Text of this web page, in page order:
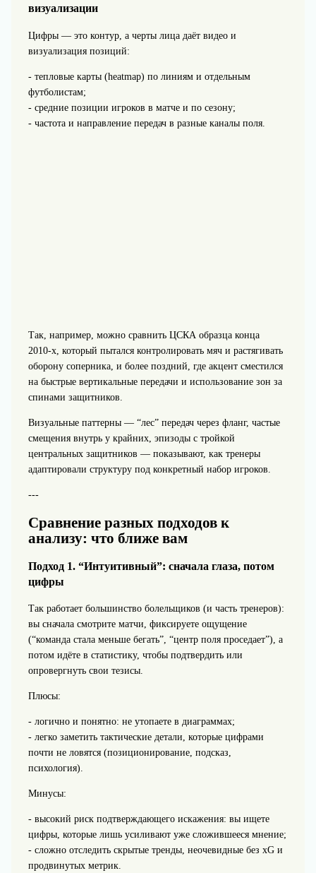
визуализации
Цифры — это контур, а черты лица даёт видео и
визуализация позиций:
- тепловые карты (heatmap) по линиям и отдельным
футболистам;
- средние позиции игроков в матче и по сезону;
- частота и направление передач в разные каналы поля.
Так, например, можно сравнить ЦСКА образца конца
2010‑х, который пытался контролировать мяч и растягивать
оборону соперника, и более поздний, где акцент сместился
на быстрые вертикальные передачи и использование зон за
спинами защитников.
Визуальные паттерны — “лес” передач через фланг, частые
смещения внутрь у крайних, эпизоды с тройкой
центральных защитников — показывают, как тренеры
адаптировали структуру под конкретный набор игроков.
---
Сравнение разных подходов к
анализу: что ближе вам
Подход 1. “Интуитивный”: сначала глаза, потом
цифры
Так работает большинство болельщиков (и часть тренеров):
вы сначала смотрите матчи, фиксируете ощущение
(“команда стала меньше бегать”, “центр поля проседает”), а
потом идёте в статистику, чтобы подтвердить или
опровергнуть свои тезисы.
Плюсы:
- логично и понятно: не утопаете в диаграммах;
- легко заметить тактические детали, которые цифрами
почти не ловятся (позиционирование, подсказ,
психология).
Минусы:
- высокий риск подтверждающего искажения: вы ищете
цифры, которые лишь усиливают уже сложившееся мнение;
- сложно отследить скрытые тренды, неочевидные без xG и
продвинутых метрик.